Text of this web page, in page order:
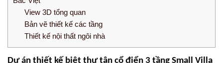
View 3D tổng quan
Bản vẽ thiết kế các tầng
Thiết kế nội thất ngôi nhà
Dự án thiết kế biệt thự tân cổ điển 3 tầng Small Villa